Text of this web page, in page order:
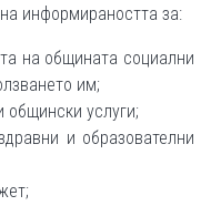
информираността за:
на общината социални
им;
общински услуги;
и образователни